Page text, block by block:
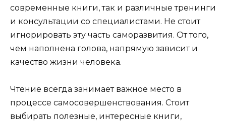
современные книги, так и различные тренинги
и консультации со специалистами. Не стоит
игнорировать эту часть саморазвития. От того,
чем наполнена голова, напрямую зависит и
качество жизни человека.
Чтение всегда занимает важное место в
процессе самосовершенствования. Стоит
выбирать полезные, интересные книги,